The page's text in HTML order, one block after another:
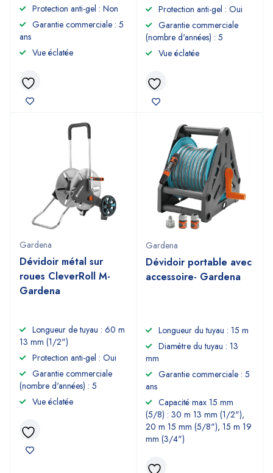
Protection anti-gel : Non
Garantie commerciale : 5
ans
Vue éclatée
Protection anti-gel : Oui
Garantie commerciale
(nombre d'années) : 5
Vue éclatée
Gardena
Dévidoir métal sur
roues CleverRoll M-
Gardena
Longueur de tuyau : 60 m
13 mm (1/2")
Protection anti-gel : Oui
Garantie commerciale
(nombre d'années) : 5
Vue éclatée
Gardena
Dévidoir portable avec
accessoire- Gardena
Longueur du tuyau : 15 m
Diamètre du tuyau : 13
mm
Garantie commerciale : 5
ans
Capacité max 15 mm
(5/8) : 30 m 13 mm (1/2"),
20 m 15 mm (5/8"), 15 m 19
mm (3/4")